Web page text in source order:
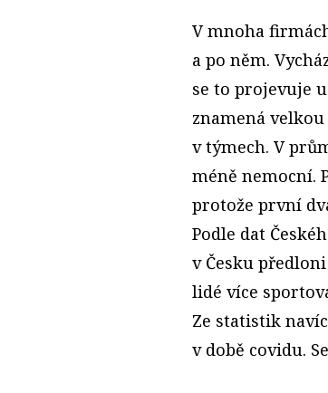
V mnoha
a po něm.
se to projevuje
znamená
v týmech. V
méně nemocní.
protože první
Podle dat
v Česku
lidé více
Ze statistik
v době covidu.